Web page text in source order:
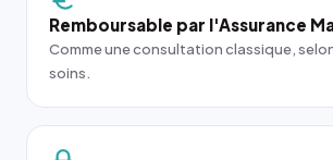
Remboursable par l'Assurance
Comme une consultation classique,
soins.